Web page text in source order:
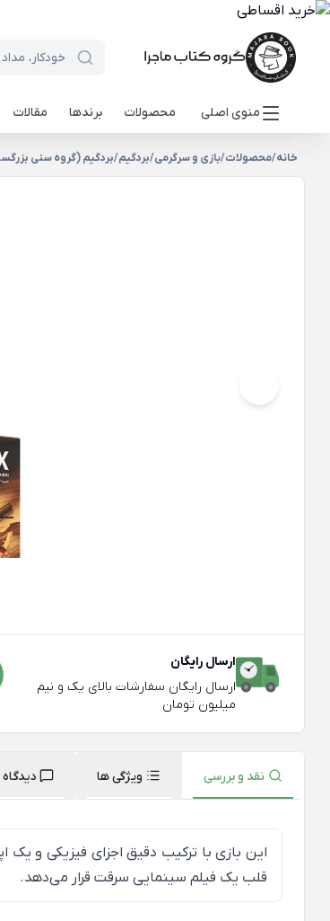
منوی اصلی محصولات برندها مقالات
خانه/محصولات/بازی و سرگرمی/بردگیم/بردگیم (گروه سنی
ارسال رایگان
ارسال رایگان سفارشات بالای یک و نیم
میلیون تومان
نقد و بررسی ویژگی ها
این بازی با ترکیب دقیق اجزای فیزیکی و
قلب یک فیلم سینمایی سرقت قرار می‌دهد.